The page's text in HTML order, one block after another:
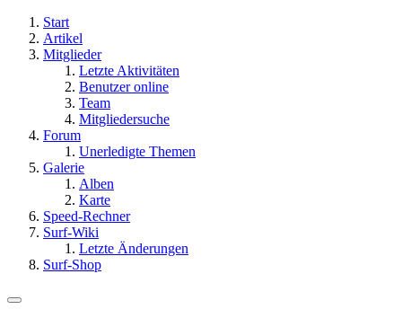
Start
Artikel
Mitglieder
Letzte Aktivitäten
Benutzer online
Team
Mitgliedersuche
Forum
Unerledigte Themen
Galerie
Alben
Karte
Speed-Rechner
Surf-Wiki
Letzte Änderungen
Surf-Shop